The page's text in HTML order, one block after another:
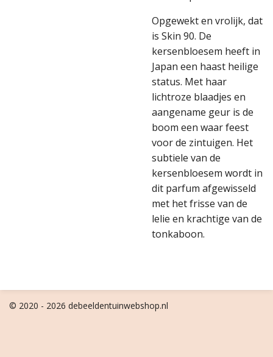
Opgewekt en vrolijk, dat
is Skin 90. De
kersenbloesem heeft in
Japan een haast heilige
status. Met haar
lichtroze blaadjes en
aangename geur is de
boom een waar feest
voor de zintuigen. Het
subtiele van de
kersenbloesem wordt in
dit parfum afgewisseld
met het frisse van de
lelie en krachtige van de
tonkaboon.
© 2020 - 2026 debeeldentuinwebshop.nl